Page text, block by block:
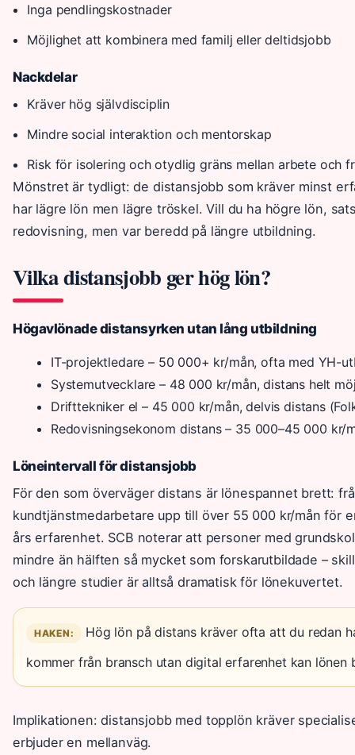
Inga pendlingskostnader
Möjlighet att kombinera med familj eller deltidsjobb
Nackdelar
Kräver hög självdisciplin
Mindre social interaktion och mentorskap
Risk för isolering och otydlig gräns mellan arbete och
Mönstret är tydligt: de distansjobb som kräver minst
har lägre lön men lägre tröskel. Vill du ha högre lön,
redovisning, men var beredd på längre utbildning.
Vilka distansjobb ger hög lön?
Högavlönade distansyrken utan lång utbildning
IT-projektledare – 50 000+ kr/mån, ofta med YH-
Systemutvecklare – 48 000 kr/mån, distans helt
Drifttekniker el – 45 000 kr/mån, delvis distans
Redovisningsekonom distans – 35 000–45 000 kr/
Löneintervall för distansjobb
För den som överväger distans är lönespannet brett:
kundtjänstmedarbetare upp till över 55 000 kr/mån för
års erfarenhet. SCB noterar att personer med
mindre än hälften så mycket som forskarutbildade –
och längre studier är alltså dramatisk för lönekuvertet.
HAKEN:
Hög lön på distans kräver ofta att du redan
kommer från bransch utan digital erfarenhet kan lönen
Implikationen: distansjobb med topplön kräver
erbjuder en mellanväg.